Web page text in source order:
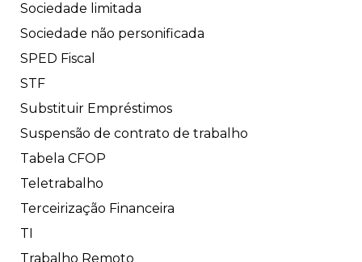
Sociedade limitada
Sociedade não personificada
SPED Fiscal
STF
Substituir Empréstimos
Suspensão de contrato de trabalho
Tabela CFOP
Teletrabalho
Terceirização Financeira
TI
Trabalho Remoto